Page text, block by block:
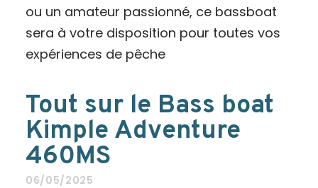
ou un amateur passionné, ce bassboat
sera à votre disposition pour toutes vos
expériences de pêche
Tout sur le Bass boat
Kimple Adventure
460MS
06/05/2025